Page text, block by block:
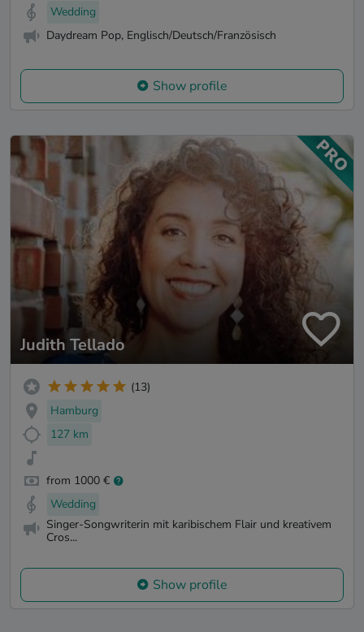
Wedding
Daydream Pop, Englisch/Deutsch/Französisch
Show profile
Judith Tellado
(13)
Hamburg
127 km
from 1000 €
Wedding
Singer-Songwriterin mit karibischem Flair und kreativem
Cros...
Show profile